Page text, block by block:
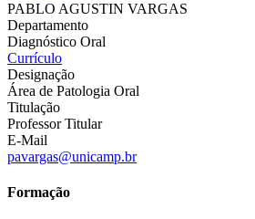
PABLO AGUSTIN VARGAS
Departamento
Diagnóstico Oral
Currículo
Designação
Área de Patologia Oral
Titulação
Professor Titular
E-Mail
pavargas@unicamp.br
Formação